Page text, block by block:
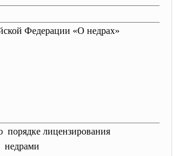
Федерации «О недрах»
порядке лицензирования
недрами